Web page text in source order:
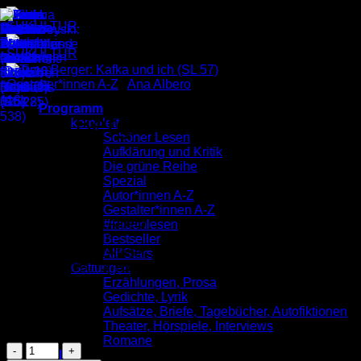
Zum
Inhalt
springen
Programm
komplett
Schöner Lesen
Aufklärung und Kritik
Die grüne Reihe
Spezial
Autor*innen A-Z
Gestalter*innen A-Z
#frauenlesen
Bestseller
All*Stars
Gattungen
Erzählungen, Prosa
Gedichte, Lyrik
Aufsätze, Briefe, Tagebücher, Autofiktionen
Theater, Hörspiele, Interviews
Romane
Verlag
Gestalter*innen A-Z Ana Albero
Timo Berger: Kafka und ich
Ana Albero
Schöner Lesen 57
Veröffentlicht im Oktober 2006
ISBN: 9783937737652
Timo